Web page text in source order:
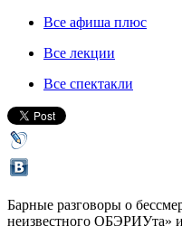
Все афиша плюс
Все лекции
Все спектакли
Барные разговоры о
неизвестного ОБЭРИУта»